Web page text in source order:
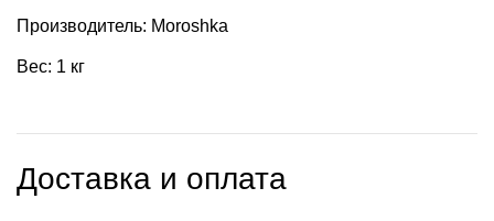
Производитель: Moroshka
Вес: 1 кг
Доставка и оплата